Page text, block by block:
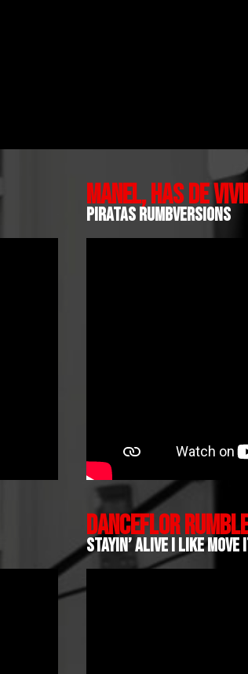
MANEL, HAS DE
PIRATAS RUMBVERSIONS
DANCEFLOR
STAYIN’ ALIVE I LIKE MOVE